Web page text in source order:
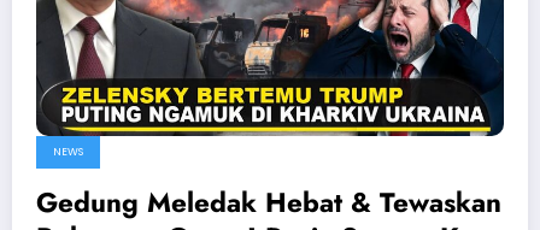
NEWS
Gedung Meledak Hebat & Tewaskan